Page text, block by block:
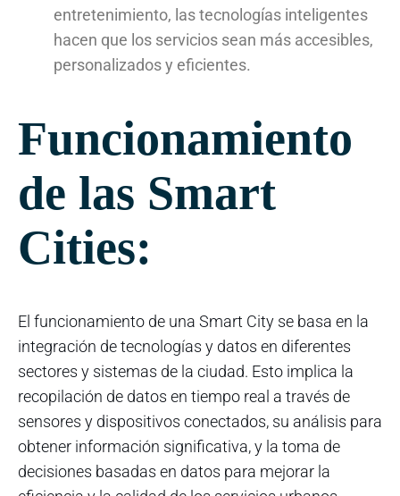
entretenimiento, las tecnologías inteligentes
hacen que los servicios sean más accesibles,
personalizados y eficientes.
Funcionamiento
de las Smart
Cities:
El funcionamiento de una Smart City se basa en la
integración de tecnologías y datos en diferentes
sectores y sistemas de la ciudad. Esto implica la
recopilación de datos en tiempo real a través de
sensores y dispositivos conectados, su análisis para
obtener información significativa, y la toma de
decisiones basadas en datos para mejorar la